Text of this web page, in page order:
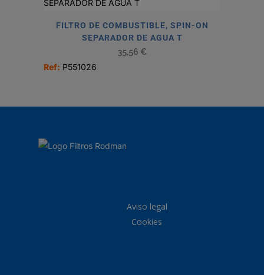
FILTRO DE COMBUSTIBLE, SPIN-ON
SEPARADOR DE AGUA T
35,56 €
Ref: P551026
Aviso legal
Cookies